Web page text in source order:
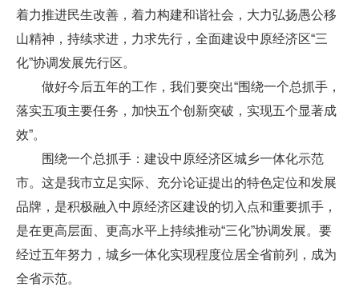
着力推进民生改善，着力构建和谐社会，大力弘扬愚公移
山精神，持续求进，力求先行，全面建设中原经济区“三
化”协调发展先行区。
做好今后五年的工作，我们要突出“围绕一个总抓手，
落实五项主要任务，加快五个创新突破，实现五个显著成
效”。
围绕一个总抓手：建设中原经济区城乡一体化示范
市。这是我市立足实际、充分论证提出的特色定位和发展
品牌，是积极融入中原经济区建设的切入点和重要抓手，
是在更高层面、更高水平上持续推动“三化”协调发展。要
经过五年努力，城乡一体化实现程度位居全省前列，成为
全省示范。